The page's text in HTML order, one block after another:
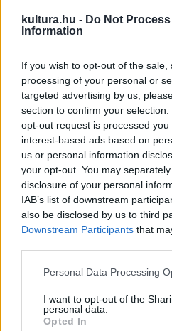
kultura.hu - Do Not
Information
If you wish to opt-out of the
processing of your personal or
targeted advertising by us,
section to confirm your
opt-out request is processed
interest-based ads based on
us or personal information
your opt-out. You may
disclosure of your personal
IAB’s list of downstream
also be disclosed by us to third
Downstream Participants that
Please note that this website/
not limited to your visit or usage
grant or deny consent to Google
use your data for below
Personal Data Processing
I want to opt-out of the
personal data.
Opted In
nélkülkategóriába.
így érzékelteti: „A hangok, mint
emlékeken és félálmokon,
Hullámzás képzelet és valóság
elmében, pulzáló, sötét
sejtjeinkben dúló szélben.”
Az alkotás a Kecskemétfilm és
jött létre, producerei Mikulás
gyártásvezetője Vécsy Vera. A
Chris Allan munkája.
Ulrich Gábor Balázs Béla-díjas
művészeti pedagógus. Szerzői